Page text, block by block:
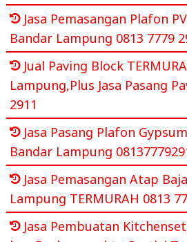
Jasa Pemasangan Plafon
Bandar Lampung 0813 7779
Jual Paving Block
Lampung,Plus Jasa Pasang
2911
Jasa Pasang Plafon
Bandar Lampung
Jasa Pemasangan Atap
Lampung TERMURAH 0813
Jasa Pembuatan